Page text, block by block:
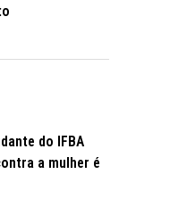
do IFBA
a mulher é